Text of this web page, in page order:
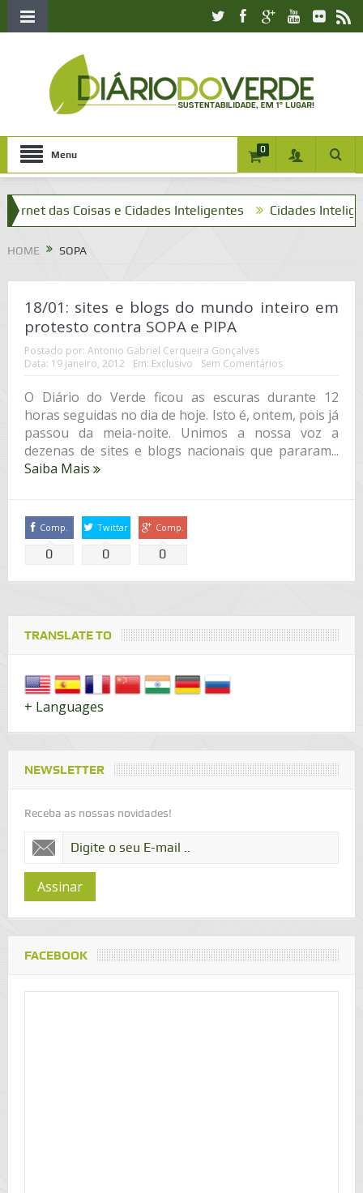
Menu 0
das Coisas e Cidades Inteligentes Cidades
HOME SOPA
18/01: sites e blogs do mundo inteiro em
protesto contra SOPA e PIPA
Postado por: Antonio Gabriel Cerqueira Gonçalves
Data: 19 janeiro, 2012 Em: Exclusivo Sem Comentários
O Diário do Verde ficou as escuras durante 12
horas seguidas no dia de hoje. Isto é, ontem, pois já
passou da meia-noite. Unimos a nossa voz a
dezenas de sites e blogs nacionais que pararam...
Saiba Mais
Comp.
0
Twittar
0
Comp.
0
TRANSLATE TO
+ Languages
NEWSLETTER
Receba as nossas novidades!
Assinar
FACEBOOK